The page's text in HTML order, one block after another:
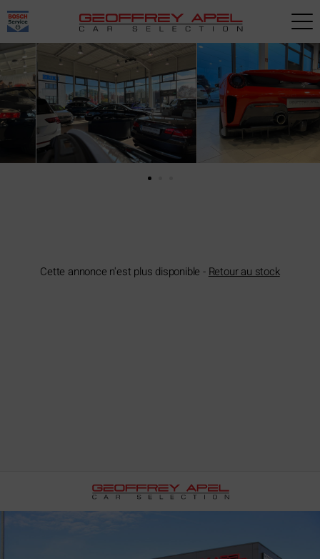
Cette annonce n'est plus disponible - Retour au stock